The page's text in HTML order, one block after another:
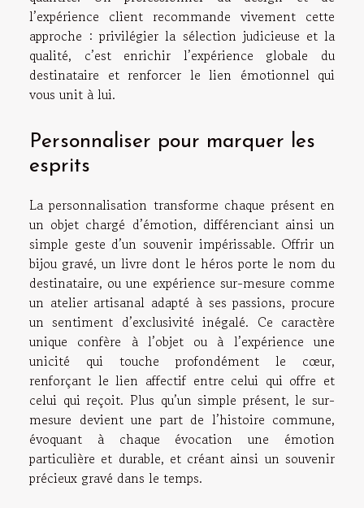
l’expérience client recommande vivement cette
approche : privilégier la sélection judicieuse et la
qualité, c’est enrichir l’expérience globale du
destinataire et renforcer le lien émotionnel qui
vous unit à lui.
Personnaliser pour marquer les
esprits
La personnalisation transforme chaque présent en
un objet chargé d’émotion, différenciant ainsi un
simple geste d’un souvenir impérissable. Offrir un
bijou gravé, un livre dont le héros porte le nom du
destinataire, ou une expérience sur-mesure comme
un atelier artisanal adapté à ses passions, procure
un sentiment d’exclusivité inégalé. Ce caractère
unique confère à l’objet ou à l’expérience une
unicité qui touche profondément le cœur,
renforçant le lien affectif entre celui qui offre et
celui qui reçoit. Plus qu’un simple présent, le sur-
mesure devient une part de l’histoire commune,
évoquant à chaque évocation une émotion
particulière et durable, et créant ainsi un souvenir
précieux gravé dans le temps.